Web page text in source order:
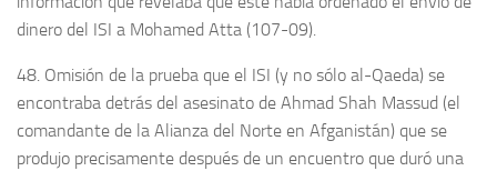
dinero del ISI a Mohamed Atta (107-09).
48. Omisión de la prueba que el ISI (y no sólo al-Qaeda) se
encontraba detrás del asesinato de Ahmad Shah Massud (el
comandante de la Alianza del Norte en Afganistán) que se
produjo precisamente después de un encuentro que duró una